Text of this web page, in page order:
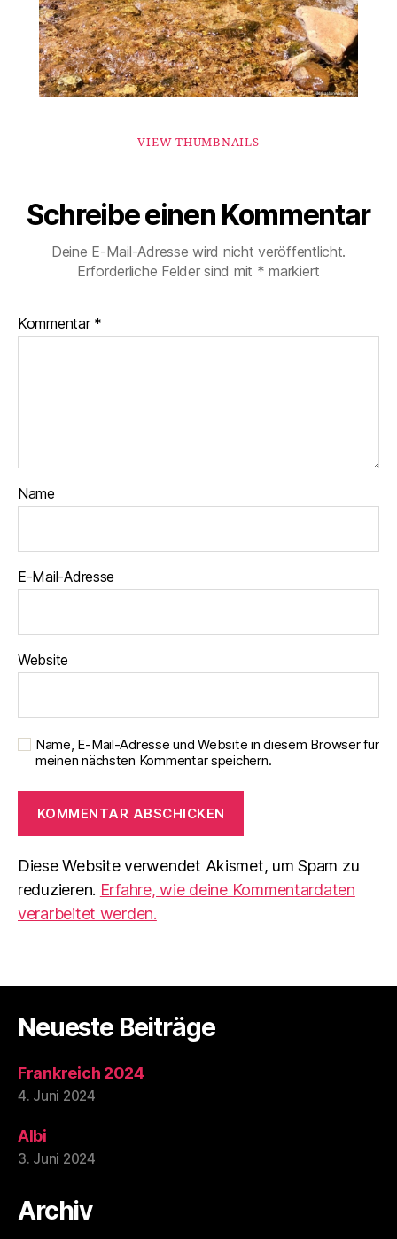
VIEW THUMBNAILS
Schreibe einen Kommentar
Deine E-Mail-Adresse wird nicht veröffentlicht.
Erforderliche Felder sind mit * markiert
Kommentar *
Name
E-Mail-Adresse
Website
Name, E-Mail-Adresse und Website in diesem Browser für
meinen nächsten Kommentar speichern.
Diese Website verwendet Akismet, um Spam zu
reduzieren. Erfahre, wie deine Kommentardaten
verarbeitet werden.
Neueste Beiträge
Frankreich 2024
4. Juni 2024
Albi
3. Juni 2024
Archiv